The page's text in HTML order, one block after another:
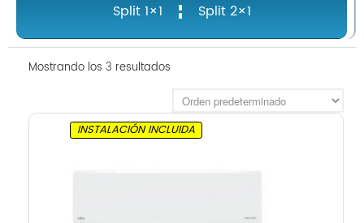
Split 1×1
Split 2×1
Mostrando los 3 resultados
INSTALACIÓN INCLUIDA